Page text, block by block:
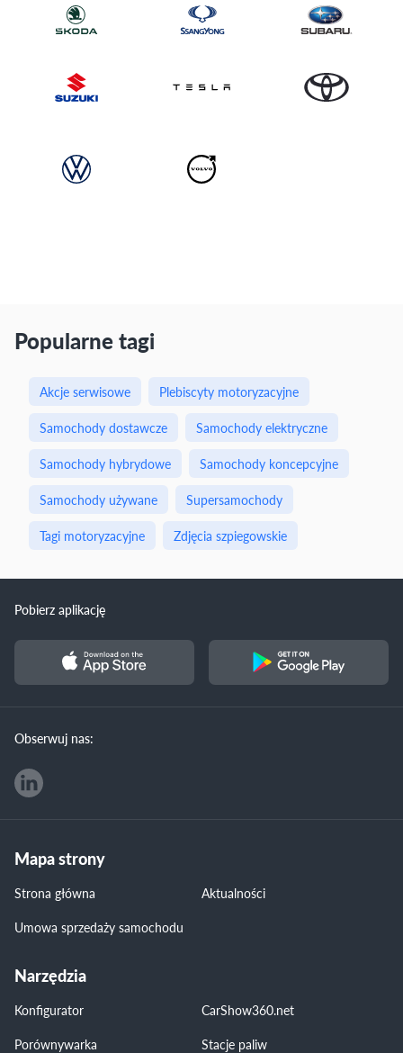
Popularne tagi
Akcje serwisowe
Plebiscyty motoryzacyjne
Samochody dostawcze
Samochody elektryczne
Samochody hybrydowe
Samochody koncepcyjne
Samochody używane
Supersamochody
Tagi motoryzacyjne
Zdjęcia szpiegowskie
Pobierz aplikację
Obserwuj nas:
Mapa strony
Strona główna
Aktualności
Umowa sprzedaży samochodu
Narzędzia
Konfigurator
CarShow360.net
Porównywarka
Stacje paliw